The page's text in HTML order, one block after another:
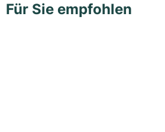
Für Sie empfohlen